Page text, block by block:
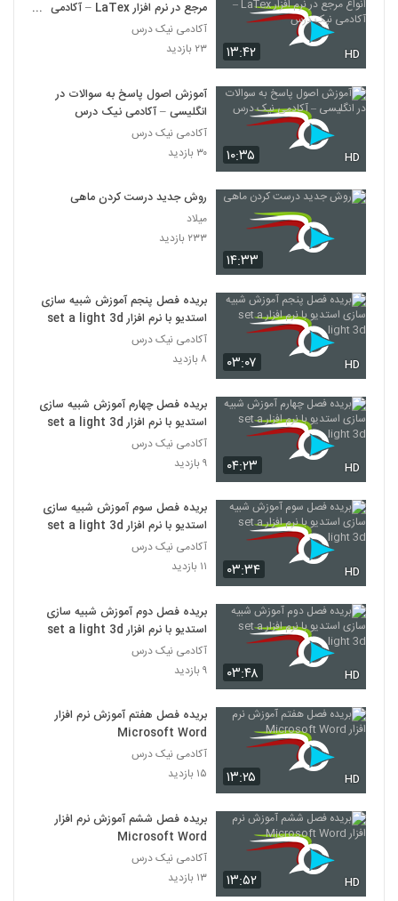
۱۳:۴۲ HD
مرجع در نرم افزار LaTex – آکادمی
نیک درس
آکادمی نیک درس
۲۳ بازدید
۱۰:۳۵ HD
آموزش اصول پاسخ به سوالات در
انگلیسی – آکادمی نیک درس
آکادمی نیک درس
۳۰ بازدید
۱۴:۳۳
روش جدید درست کردن ماهی
میلاد
۲۳۳ بازدید
۰۳:۰۷ HD
بریده فصل پنجم آموزش شبیه سازی
استدیو با نرم افزار set a light 3d
آکادمی نیک درس
۸ بازدید
۰۴:۲۳ HD
بریده فصل چهارم آموزش شبیه سازی
استدیو با نرم افزار set a light 3d
آکادمی نیک درس
۹ بازدید
۰۳:۳۴ HD
بریده فصل سوم آموزش شبیه سازی
استدیو با نرم افزار set a light 3d
آکادمی نیک درس
۱۱ بازدید
۰۳:۴۸ HD
بریده فصل دوم آموزش شبیه سازی
استدیو با نرم افزار set a light 3d
آکادمی نیک درس
۹ بازدید
۱۳:۲۵ HD
بریده فصل هفتم آموزش نرم افزار
Microsoft Word
آکادمی نیک درس
۱۵ بازدید
۱۳:۵۲ HD
بریده فصل ششم آموزش نرم افزار
Microsoft Word
آکادمی نیک درس
۱۳ بازدید